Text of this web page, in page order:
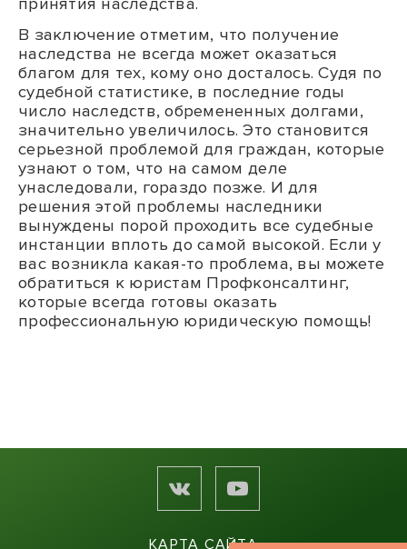
принятия наследства.
В заключение отметим, что получение
наследства не всегда может оказаться
благом для тех, кому оно досталось. Судя по
судебной статистике, в последние годы
число наследств, обремененных долгами,
значительно увеличилось. Это становится
серьезной проблемой для граждан, которые
узнают о том, что на самом деле
унаследовали, гораздо позже. И для
решения этой проблемы наследники
вынуждены порой проходить все судебные
инстанции вплоть до самой высокой. Если у
вас возникла какая-то проблема, вы можете
обратиться к юристам Профконсалтинг,
которые всегда готовы оказать
профессиональную юридическую помощь!
КАРТА САЙТА